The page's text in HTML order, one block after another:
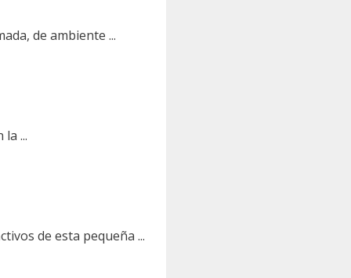
de ambiente ...
...
de esta pequeña ...